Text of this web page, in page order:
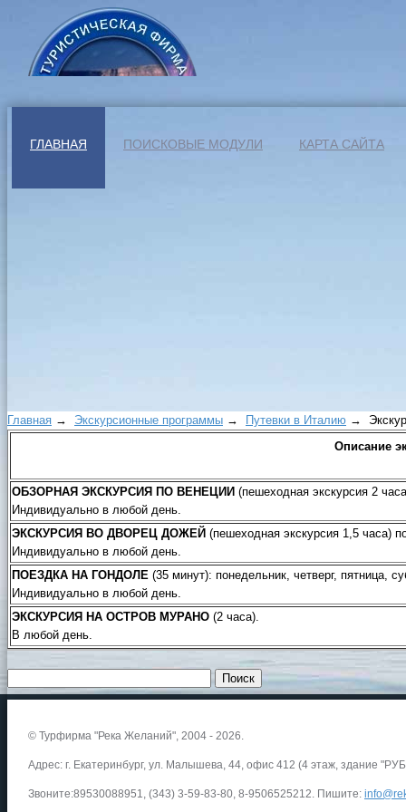
ГЛАВНАЯ ПОИСКОВЫЕ МОДУЛИ КАРТА САЙТА
Главная → Экскурсионные программы → Путевки в Италию →
Описание
ОБЗОРНАЯ ЭКСКУРСИЯ ПО ВЕНЕЦИИ (пешеходная экскурсия 2
Индивидуально в любой день.
ЭКСКУРСИЯ ВО ДВОРЕЦ ДОЖЕЙ (пешеходная экскурсия 1,5 часа)
Индивидуально в любой день.
ПОЕЗДКА НА ГОНДОЛЕ (35 минут): понедельник, четверг, пятница,
Индивидуально в любой день.
ЭКСКУРСИЯ НА ОСТРОВ МУРАНО (2 часа).
В любой день.
© Турфирма "Река Желаний", 2004 - 2026.
Адрес: г. Екатеринбург, ул. Малышева, 44, офис 412 (4 этаж, здание
Звоните:89530088951, (343) 3-59-83-80, 8-9506525212. Пишите: